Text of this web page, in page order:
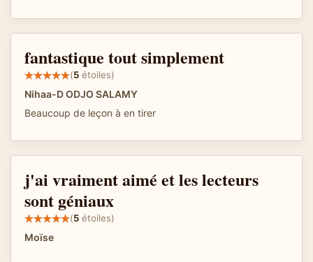
fantastique tout simplement
(5 étoiles)
Nihaa-D ODJO SALAMY
Beaucoup de leçon à en tirer
j'ai vraiment aimé et les lecteurs
sont géniaux
(5 étoiles)
Moïse